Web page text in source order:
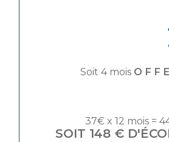
Soit 4 mois
37€ x 12 mois =
SOIT 148 €